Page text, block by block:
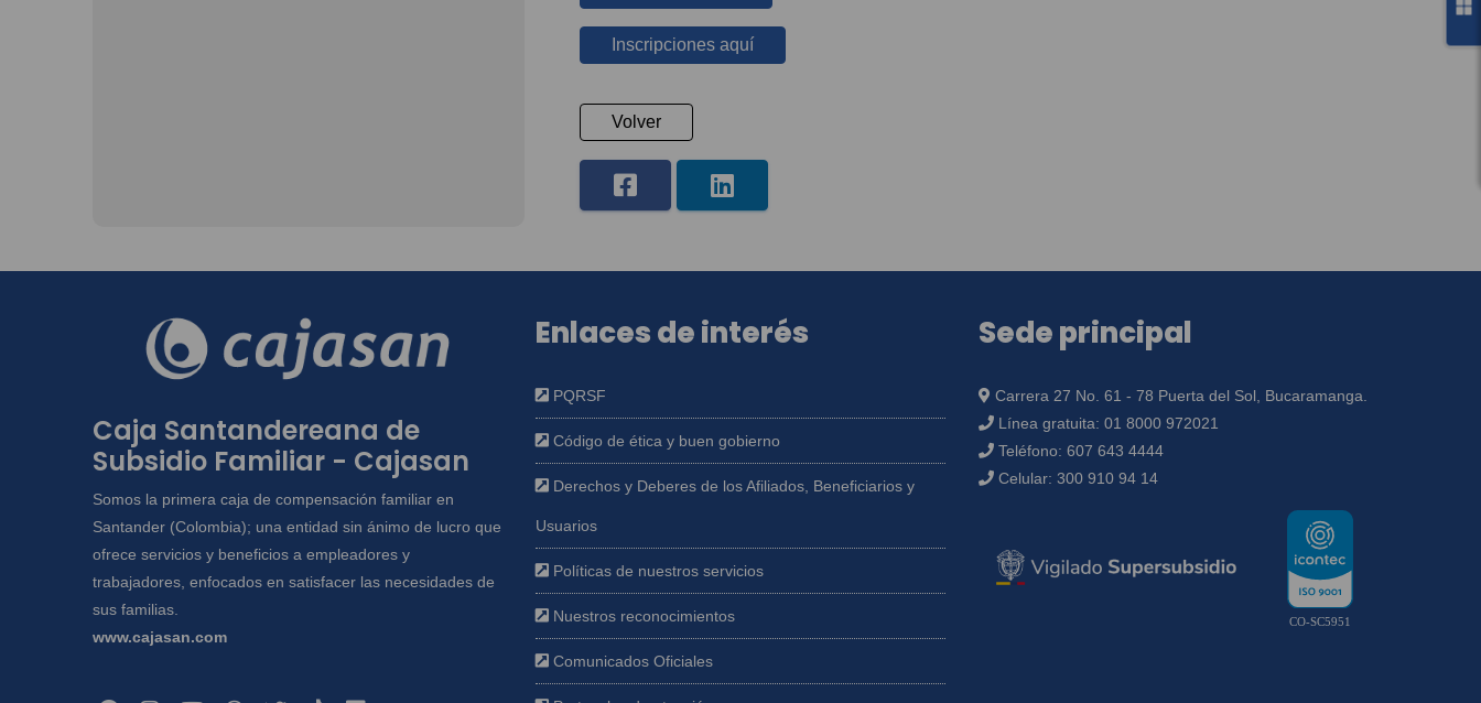
Inscripciones aquí
Volver
Caja Santandereana de
Subsidio Familiar - Cajasan
Somos la primera caja de compensación familiar en
Santander (Colombia); una entidad sin ánimo de lucro que
ofrece servicios y beneficios a empleadores y
trabajadores, enfocados en satisfacer las necesidades de
sus familias.
www.cajasan.com
Enlaces de interés
PQRSF
Código de ética y buen gobierno
Derechos y Deberes de los Afiliados, Beneficiarios y
Usuarios
Políticas de nuestros servicios
Nuestros reconocimientos
Comunicados Oficiales
Sede principal
Carrera 27 No. 61 - 78 Puerta del Sol, Bucaramanga.
Línea gratuita: 01 8000 972021
Teléfono: 607 643 4444
Celular: 300 910 94 14
CO-SC5951